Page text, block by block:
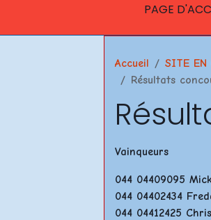
PAGE
Accueil SITE EN
Résultats
Vainqueurs
044 04409095
044 04402434
044 04412425